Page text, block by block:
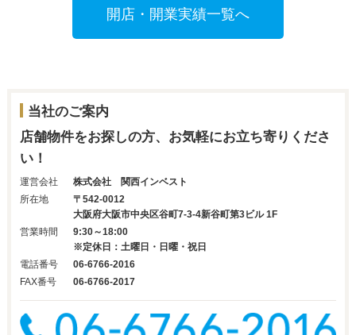
開店・開業実績一覧へ
当社のご案内
店舗物件をお探しの方、お気軽にお立ち寄りくださ
い！
運営会社
株式会社 関西インベスト
所在地
〒542-0012
大阪府大阪市中央区谷町7-3-4新谷町第3ビル 1F
営業時間
9:30～18:00
※定休日：土曜日・日曜・祝日
電話番号
06-6766-2016
FAX番号
06-6766-2017